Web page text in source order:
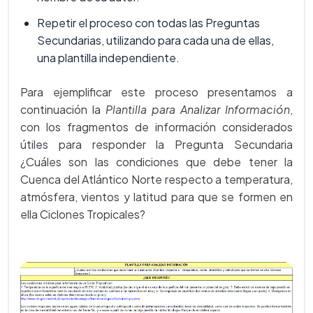
Repetir el proceso con todas las Preguntas
Secundarias, utilizando para cada una de ellas,
una plantilla independiente.
Para ejemplificar este proceso presentamos a
continuación la Plantilla para Analizar Información,
con los fragmentos de información considerados
útiles para responder la Pregunta Secundaria
¿Cuáles son las condiciones que debe tener la
Cuenca del Atlántico Norte respecto a temperatura,
atmósfera, vientos y latitud para que se formen en
ella Ciclones Tropicales?